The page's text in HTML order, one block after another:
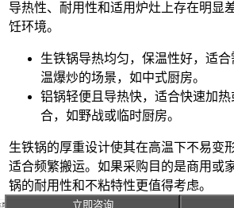
导热性、耐用性和适用炉灶上存在明显
饪环境。
生铁锅导热均匀，保温性好，适
温爆炒的场景，如中式厨房。
铝锅轻便且导热快，适合快速加
合，如野战或临时厨房。
生铁锅的厚重设计使其在高温下不易变
适合频繁搬运。如果采购目的是商用或
锅的耐用性和不粘特性更值得考虑。
铝锅的优势在于轻便和快速导热，但长
页 立即咨询